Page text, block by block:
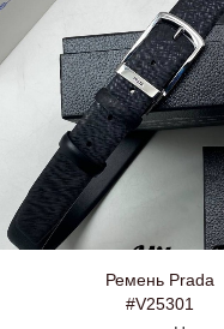
Ремень Prada
#V25301